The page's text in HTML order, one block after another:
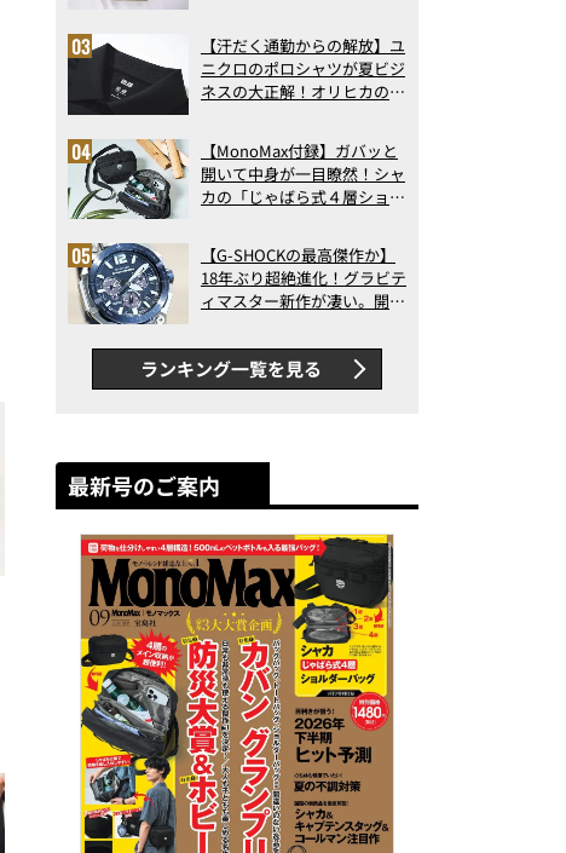
記事ランキングベスト3】
（2026年6月版）
【汗だく通勤からの解放】ユ
ニクロのポロシャツが夏ビジ
ネスの大正解！オリヒカの透
アの実力
【MonoMax付録】ガバッと
開いて中身が一目瞭然！シャ
カの「じゃばら式４層ショル
った！
【G-SHOCKの最高傑作か】
18年ぶり超絶進化！グラビテ
ィマスター新作が凄い。開発
新ムーブメントの衝撃
ランキング一覧を見る
最新号のご案内